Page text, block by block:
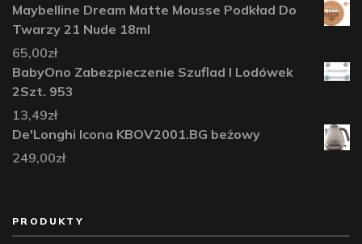
Maybelline Dream Matte Mousse Podkład Do
Twarzy 21 Nude 18ml
65,00zł
BabyOno Zabezpieczenie Szuflad I Lodówek
2Szt. 953
13,49zł
De'Longhi Icona KBOV2001.BG beżowy
249,00zł
PRODUKTY